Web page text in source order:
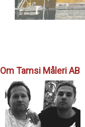
Om Tamsi Måleri AB